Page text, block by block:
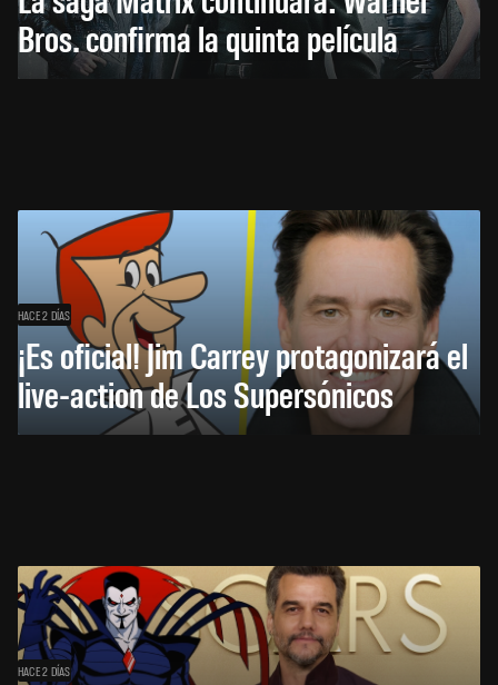
Bros. confirma la quinta película
HACE 2 DÍAS
¡Es oficial! Jim Carrey protagonizará el
live-action de Los Supersónicos
HACE 2 DÍAS